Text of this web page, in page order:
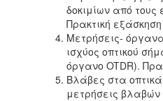
δοκιμίων από τους
Πρακτική εξάσκηση
Μετρήσεις-
ισχύος οπτικού
όργανο OTDR).
Βλάβες στα
μετρήσεις βλαβών